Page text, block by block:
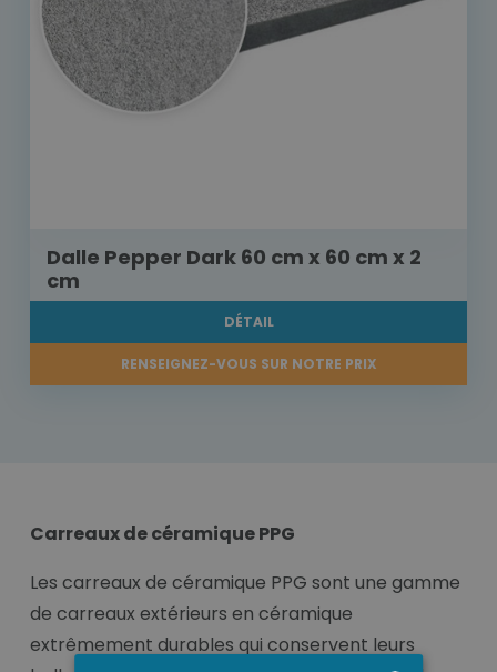
Dalle Pepper Dark 60 cm x 60 cm x 2
cm
DÉTAIL
RENSEIGNEZ-VOUS SUR NOTRE PRIX
Carreaux de céramique PPG
Les carreaux de céramique PPG sont une gamme
de carreaux extérieurs en céramique
extrêmement durables qui conservent leurs